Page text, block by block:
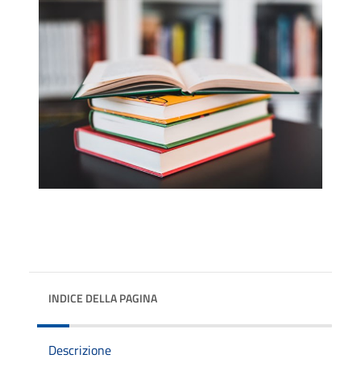
INDICE DELLA PAGINA
Descrizione